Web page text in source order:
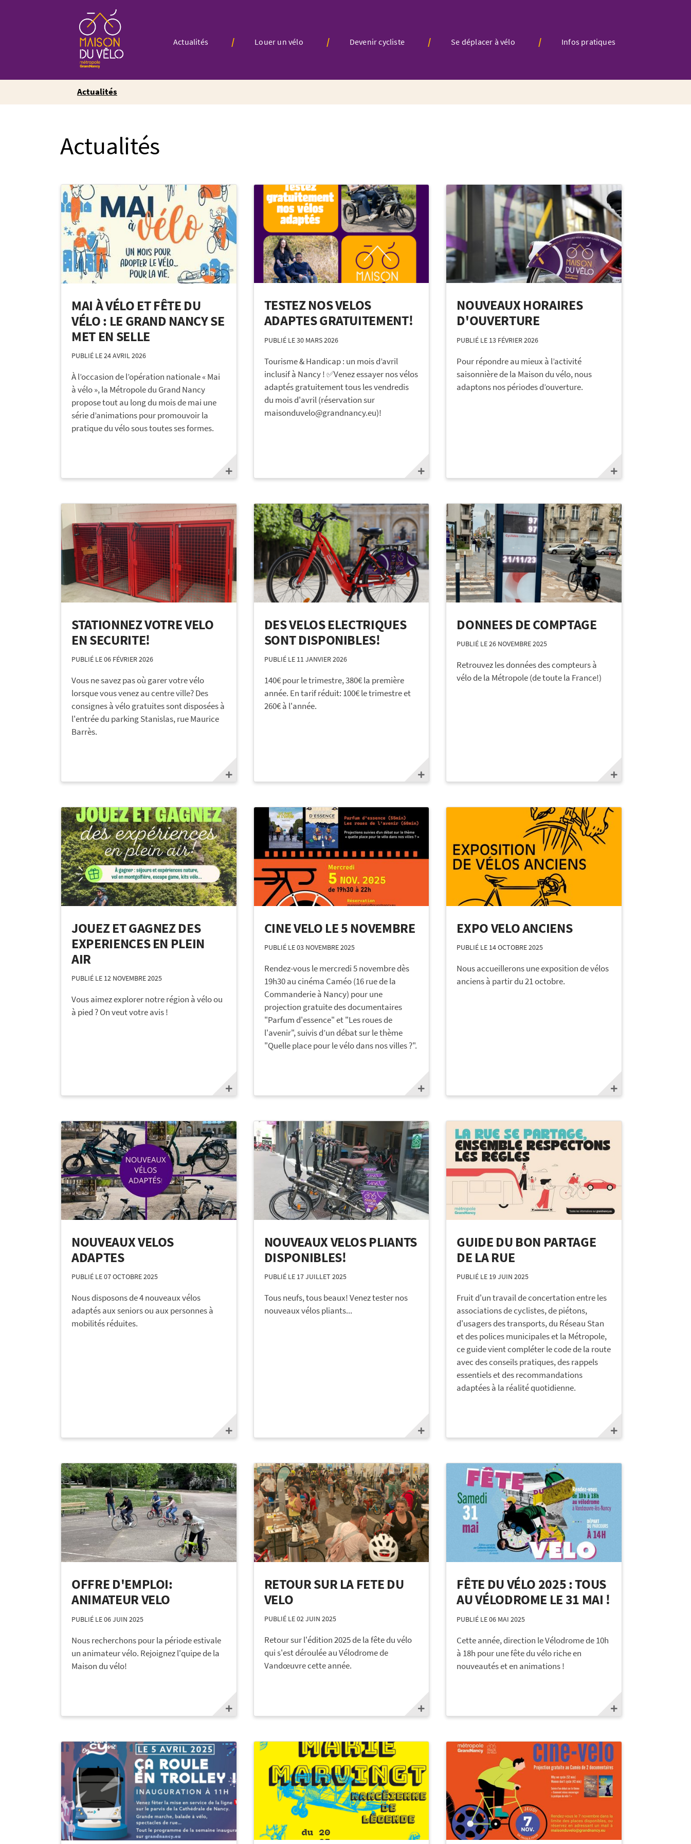
Actualités Louer un vélo Devenir cycliste Se déplacer à vélo Infos pratiques
Actualités
Actualités
MAI À VÉLO ET FÊTE DU
VÉLO : LE GRAND NANCY SE
MET EN SELLE
PUBLIÉ LE 24 AVRIL 2026
À l’occasion de l’opération nationale « Mai
à vélo », la Métropole du Grand Nancy
propose tout au long du mois de mai une
série d’animations pour promouvoir la
pratique du vélo sous toutes ses formes.
TESTEZ NOS VELOS
ADAPTES GRATUITEMENT!
PUBLIÉ LE 30 MARS 2026
Tourisme & Handicap : un mois d’avril
inclusif à Nancy ! ✅Venez essayer nos vélos
adaptés gratuitement tous les vendredis
du mois d'avril (réservation sur
maisonduvelo@grandnancy.eu)!
NOUVEAUX HORAIRES
D'OUVERTURE
PUBLIÉ LE 13 FÉVRIER 2026
Pour répondre au mieux à l’activité
saisonnière de la Maison du vélo, nous
adaptons nos périodes d’ouverture.
STATIONNEZ VOTRE VELO
EN SECURITE!
PUBLIÉ LE 06 FÉVRIER 2026
Vous ne savez pas où garer votre vélo
lorsque vous venez au centre ville? Des
consignes à vélo gratuites sont disposées à
l'entrée du parking Stanislas, rue Maurice
Barrès.
DES VELOS ELECTRIQUES
SONT DISPONIBLES!
PUBLIÉ LE 11 JANVIER 2026
140€ pour le trimestre, 380€ la première
année. En tarif réduit: 100€ le trimestre et
260€ à l'année.
DONNEES DE COMPTAGE
PUBLIÉ LE 26 NOVEMBRE 2025
Retrouvez les données des compteurs à
vélo de la Métropole (de toute la France!)
JOUEZ ET GAGNEZ DES
EXPERIENCES EN PLEIN
AIR
PUBLIÉ LE 12 NOVEMBRE 2025
Vous aimez explorer notre région à vélo ou
à pied ? On veut votre avis !
CINE VELO LE 5 NOVEMBRE
PUBLIÉ LE 03 NOVEMBRE 2025
Rendez-vous le mercredi 5 novembre dès
19h30 au cinéma Caméo (16 rue de la
Commanderie à Nancy) pour une
projection gratuite des documentaires
"Parfum d'essence" et "Les roues de
l'avenir", suivis d’un débat sur le thème
"Quelle place pour le vélo dans nos villes ?".
EXPO VELO ANCIENS
PUBLIÉ LE 14 OCTOBRE 2025
Nous accueillerons une exposition de vélos
anciens à partir du 21 octobre.
NOUVEAUX VELOS
ADAPTES
PUBLIÉ LE 07 OCTOBRE 2025
Nous disposons de 4 nouveaux vélos
adaptés aux seniors ou aux personnes à
mobilités réduites.
NOUVEAUX VELOS PLIANTS
DISPONIBLES!
PUBLIÉ LE 17 JUILLET 2025
Tous neufs, tous beaux! Venez tester nos
nouveaux vélos pliants...
GUIDE DU BON PARTAGE
DE LA RUE
PUBLIÉ LE 19 JUIN 2025
Fruit d'un travail de concertation entre les
associations de cyclistes, de piétons,
d'usagers des transports, du Réseau Stan
et des polices municipales et la Métropole,
ce guide vient compléter le code de la route
avec des conseils pratiques, des rappels
essentiels et des recommandations
adaptées à la réalité quotidienne.
OFFRE D'EMPLOI:
ANIMATEUR VELO
PUBLIÉ LE 06 JUIN 2025
Nous recherchons pour la période estivale
un animateur vélo. Rejoignez l'quipe de la
Maison du vélo!
RETOUR SUR LA FETE DU
VELO
PUBLIÉ LE 02 JUIN 2025
Retour sur l'édition 2025 de la fête du vélo
qui s'est déroulée au Vélodrome de
Vandœuvre cette année.
FÊTE DU VÉLO 2025 : TOUS
AU VÉLODROME LE 31 MAI !
PUBLIÉ LE 06 MAI 2025
Cette année, direction le Vélodrome de 10h
à 18h pour une fête du vélo riche en
nouveautés et en animations !